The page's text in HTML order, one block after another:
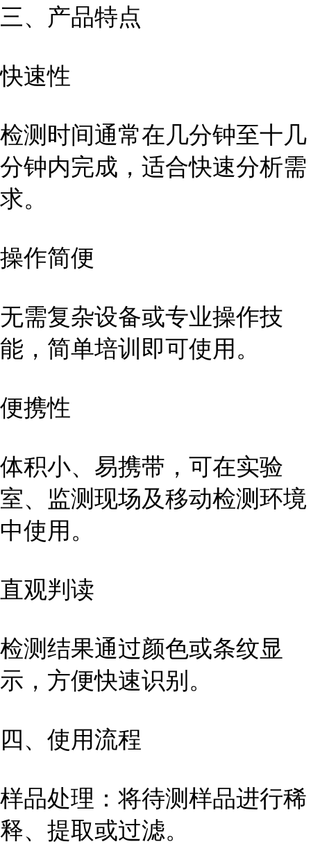
三、产品特点
快速性
检测时间通常在几分钟至十几
分钟内完成，适合快速分析需
求。
操作简便
无需复杂设备或专业操作技
能，简单培训即可使用。
便携性
体积小、易携带，可在实验
室、监测现场及移动检测环境
中使用。
直观判读
检测结果通过颜色或条纹显
示，方便快速识别。
四、使用流程
样品处理：将待测样品进行稀
释、提取或过滤。